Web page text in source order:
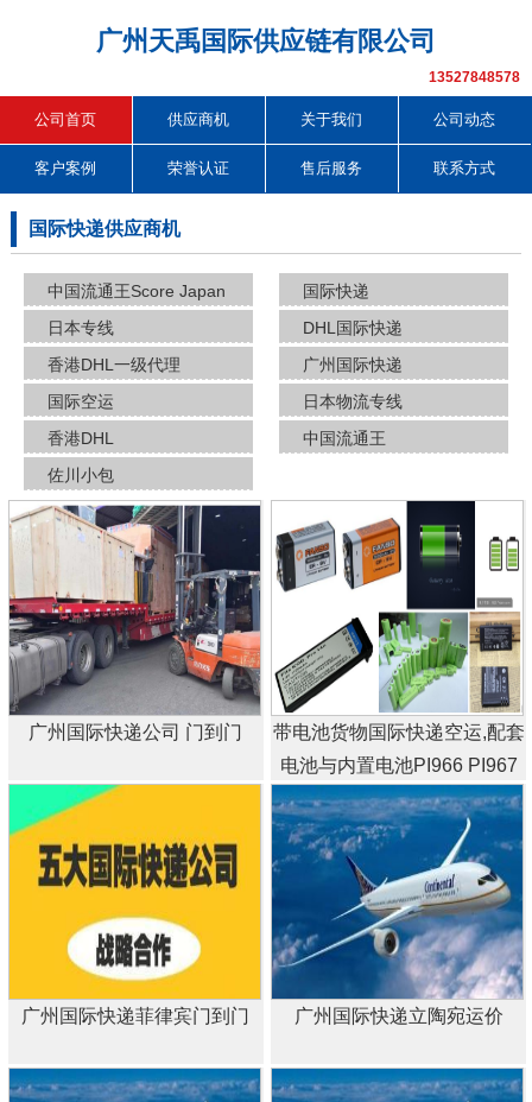
广州天禹国际供应链有限公司
13527848578
公司首页 供应商机 关于我们 公司动态
客户案例 荣誉认证 售后服务 联系方式
国际快递供应商机
中国流通王Score Japan
国际快递
日本专线
DHL国际快递
香港DHL一级代理
广州国际快递
国际空运
日本物流专线
香港DHL
中国流通王
佐川小包
广州国际快递公司 门到门
带电池货物国际快递空运,配套
电池与内置电池PI966 PI967
PI970 A123空运出口电池
广州国际快递菲律宾门到门 广州国际快递立陶宛运价